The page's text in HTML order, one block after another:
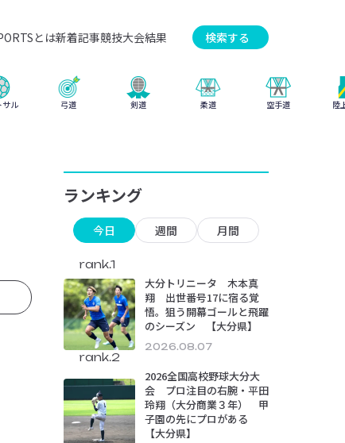
とは新着記事競技大会結果 検索する
サル 弓道 剣道 柔道 空手道 陸
ランキング
今日 週間 月間
rank.1
大分トリニータ 木本真
翔 出世番号17に宿る覚
悟。狙う開幕ゴールと飛躍
のシーズン 【大分県】
2026.08.07
rank.2
2026全国高校野球大分大
会 プロ注目の右腕・平田
玲翔（大分商業３年） 甲
子園の先にプロがある
【大分県】